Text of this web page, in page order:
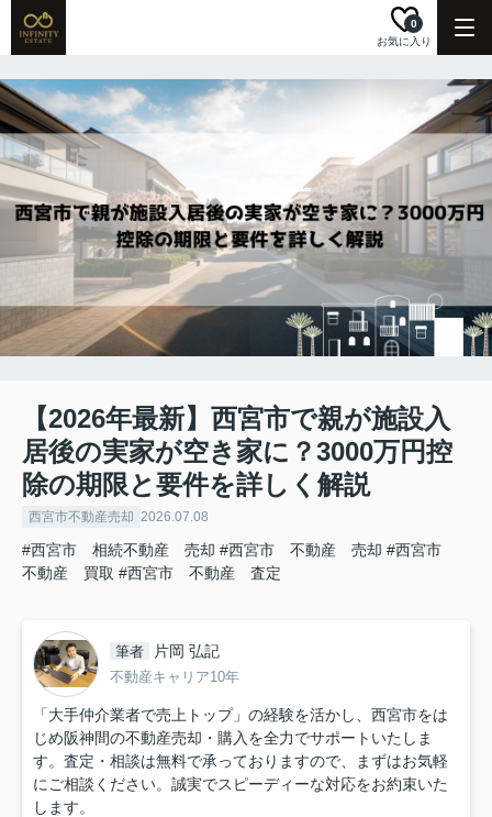
お気に入り
0
【2026年最新】西宮市で親が施設入
居後の実家が空き家に？3000万円控
除の期限と要件を詳しく解説
西宮市不動産売却 2026.07.08
#西宮市 相続不動産 売却 #西宮市 不動産 売却 #西宮市
不動産 買取 #西宮市 不動産 査定
筆者 片岡 弘記
不動産キャリア10年
「大手仲介業者で売上トップ」の経験を活かし、西宮市をは
じめ阪神間の不動産売却・購入を全力でサポートいたしま
す。査定・相談は無料で承っておりますので、まずはお気軽
にご相談ください。誠実でスピーディーな対応をお約束いた
します。